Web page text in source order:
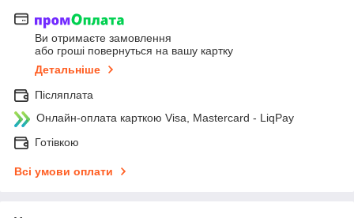
Ви отримаєте замовлення
або гроші повернуться на вашу картку
Детальніше
Післяплата
Онлайн-оплата карткою Visa, Mastercard - LiqPay
Готівкою
Всі умови оплати